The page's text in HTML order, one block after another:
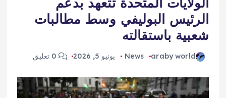
الرئيس البوليفي وسط مطالبات
شعبية باستقالته
araby world
News يونيو 5, 2026